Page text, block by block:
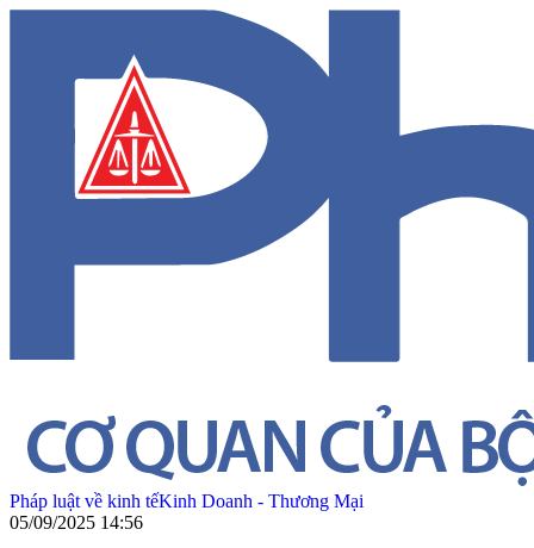
Pháp luật về kinh tếKinh Doanh - Thương Mại
05/09/2025 14:56